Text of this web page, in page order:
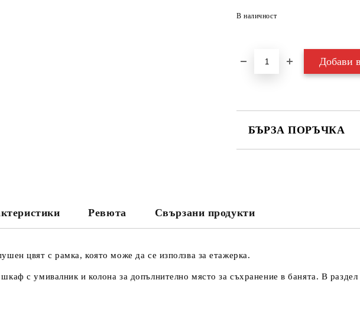
В наличност
БЪРЗА ПОРЪЧКА
Ревюта Свързани продукти
цвят с рамка, която може да се използва за етажерка.
с умивалник и колона за допълнително място за съхранение в банята. В раздел